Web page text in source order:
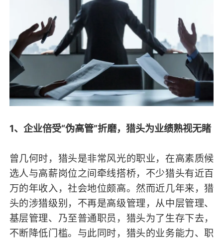
1、企业倍受“伪高管”折磨，猎头为业绩熟视无睹
曾几何时，猎头是非常风光的职业，在高素质候
选人与高薪岗位之间牵线搭桥，不少猎头有近百
万的年收入，社会地位颇高。然而近几年来，猎
头的涉猎级别，不再是高级管理，从中层管理、
基层管理、乃至普通职员，猎头为了生存下去，
不断降低门槛。与此同时，猎头的业务能力、职